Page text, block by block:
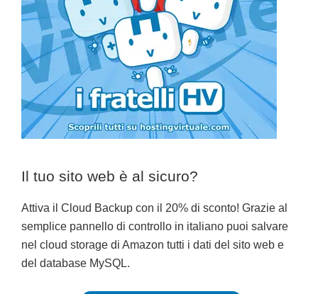
Il tuo sito web è al sicuro?
Attiva il Cloud Backup con il 20% di sconto! Grazie al
semplice pannello di controllo in italiano puoi salvare
nel cloud storage di Amazon tutti i dati del sito web e
del database MySQL.